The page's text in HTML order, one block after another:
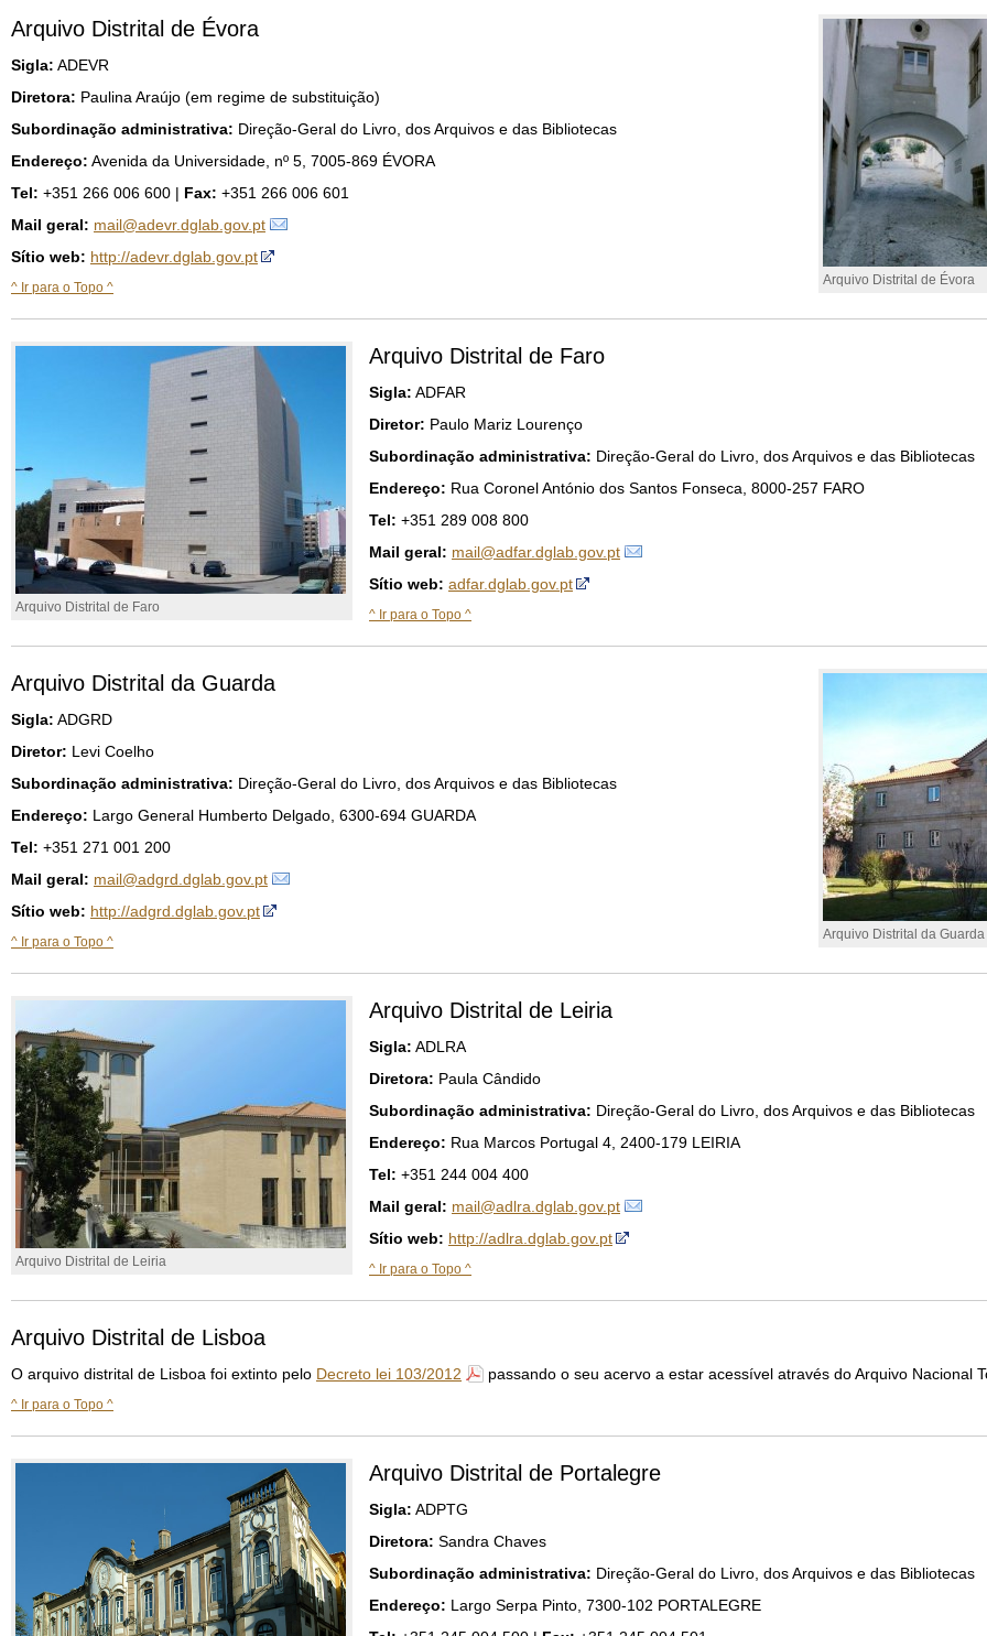
Arquivo Distrital de Évora
Arquivo Distrital de Évora
Sigla: ADEVR
Diretora: Paulina Araújo (em regime de substituição)
Subordinação administrativa: Direção-Geral do Livro, dos Arquivos e das Bibliotecas
Endereço: Avenida da Universidade, nº 5, 7005-869 ÉVORA
Tel: +351 266 006 600 | Fax: +351 266 006 601
Mail geral: mail@adevr.dglab.gov.pt
Sítio web: http://adevr.dglab.gov.pt
^ Ir para o Topo ^
Arquivo Distrital de Faro
Arquivo Distrital de Faro
Sigla: ADFAR
Diretor: Paulo Mariz Lourenço
Subordinação administrativa: Direção-Geral do Livro, dos Arquivos e das Bibliotecas
Endereço: Rua Coronel António dos Santos Fonseca, 8000-257 FARO
Tel: +351 289 008 800
Mail geral: mail@adfar.dglab.gov.pt
Sítio web: adfar.dglab.gov.pt
^ Ir para o Topo ^
Arquivo Distrital da Guarda
Arquivo Distrital da Guarda
Sigla: ADGRD
Diretor: Levi Coelho
Subordinação administrativa: Direção-Geral do Livro, dos Arquivos e das Bibliotecas
Endereço: Largo General Humberto Delgado, 6300-694 GUARDA
Tel: +351 271 001 200
Mail geral: mail@adgrd.dglab.gov.pt
Sítio web: http://adgrd.dglab.gov.pt
^ Ir para o Topo ^
Arquivo Distrital de Leiria
Arquivo Distrital de Leiria
Sigla: ADLRA
Diretora: Paula Cândido
Subordinação administrativa: Direção-Geral do Livro, dos Arquivos e das Bibliotecas
Endereço: Rua Marcos Portugal 4, 2400-179 LEIRIA
Tel: +351 244 004 400
Mail geral: mail@adlra.dglab.gov.pt
Sítio web: http://adlra.dglab.gov.pt
^ Ir para o Topo ^
Arquivo Distrital de Lisboa
O arquivo distrital de Lisboa foi extinto pelo Decreto lei 103/2012 passando o seu acervo a estar acessível através do Arquivo Nacional
^ Ir para o Topo ^
Arquivo Distrital de Portalegre
Sigla: ADPTG
Diretora: Sandra Chaves
Subordinação administrativa: Direção-Geral do Livro, dos Arquivos e das Bibliotecas
Endereço: Largo Serpa Pinto, 7300-102 PORTALEGRE